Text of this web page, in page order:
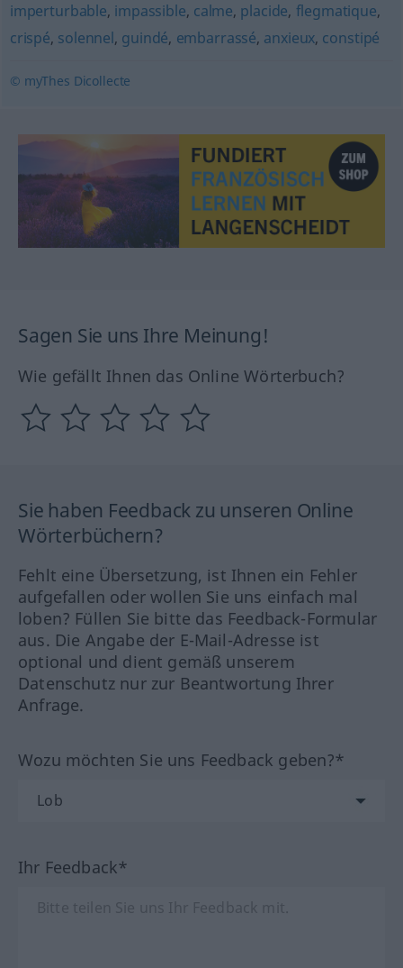
imperturbable, impassible, calme, placide, flegmatique,
crispé, solennel, guindé, embarrassé, anxieux, constipé
© myThes Dicollecte
Sagen Sie uns Ihre Meinung!
Wie gefällt Ihnen das Online Wörterbuch?
Sie haben Feedback zu unseren Online
Wörterbüchern?
Fehlt eine Übersetzung, ist Ihnen ein Fehler
aufgefallen oder wollen Sie uns einfach mal
loben? Füllen Sie bitte das Feedback-Formular
aus. Die Angabe der E-Mail-Adresse ist
optional und dient gemäß unserem
Datenschutz nur zur Beantwortung Ihrer
Anfrage.
Wozu möchten Sie uns Feedback geben?*
Ihr Feedback*